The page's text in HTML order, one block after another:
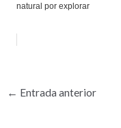
natural por explorar
← Entrada anterior